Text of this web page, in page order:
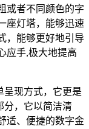
或者不同颜色的字
座灯塔，能够迅速
，能够更好地引导
应手,极大地提高
呈现方式，它更是
分，它以简洁清
适、便捷的数字金